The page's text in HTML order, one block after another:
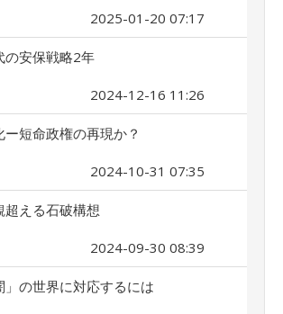
2025-01-20 07:17
の安保戦略2年
2024-12-16 11:26
短命政権の再現か？
2024-10-31 07:35
超える石破構想
2024-09-30 08:39
」の世界に対応するには